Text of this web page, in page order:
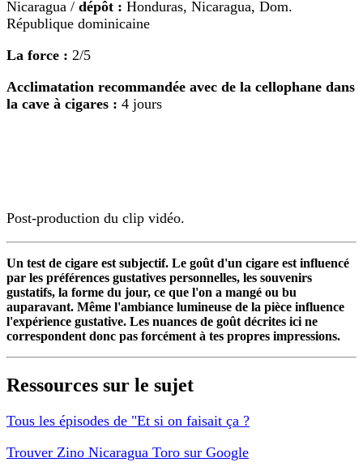
Nicaragua / dépôt : Honduras, Nicaragua, Dom.
République dominicaine
La force : 2/5
Acclimatation recommandée avec de la cellophane dans
la cave à cigares : 4 jours
Post-production du clip vidéo.
Un test de cigare est subjectif. Le goût d'un cigare est influencé
par les préférences gustatives personnelles, les souvenirs
gustatifs, la forme du jour, ce que l'on a mangé ou bu
auparavant. Même l'ambiance lumineuse de la pièce influence
l'expérience gustative. Les nuances de goût décrites ici ne
correspondent donc pas forcément à tes propres impressions.
Ressources sur le sujet
Tous les épisodes de "Et si on faisait ça ?
Trouver Zino Nicaragua Toro sur Google